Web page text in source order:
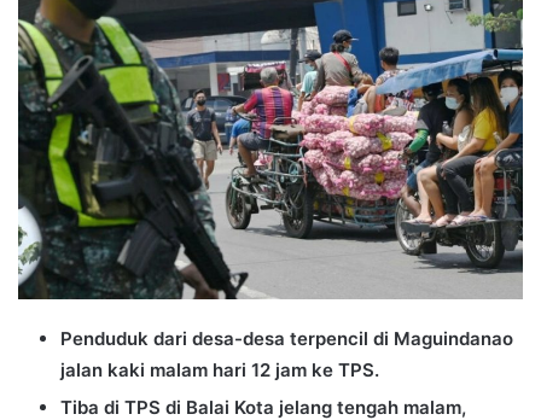
Penduduk dari desa-desa terpencil di Maguindanao
jalan kaki malam hari 12 jam ke TPS.
Tiba di TPS di Balai Kota jelang tengah malam,